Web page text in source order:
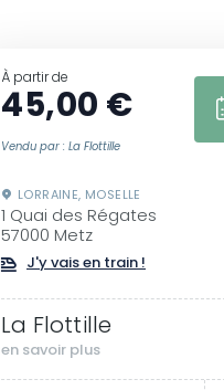
À partir de
45,00 €
Vendu par : La Flottille
LORRAINE, MOSELLE
1 Quai des Régates
57000 Metz
J'y vais en train !
La Flottille
en savoir plus